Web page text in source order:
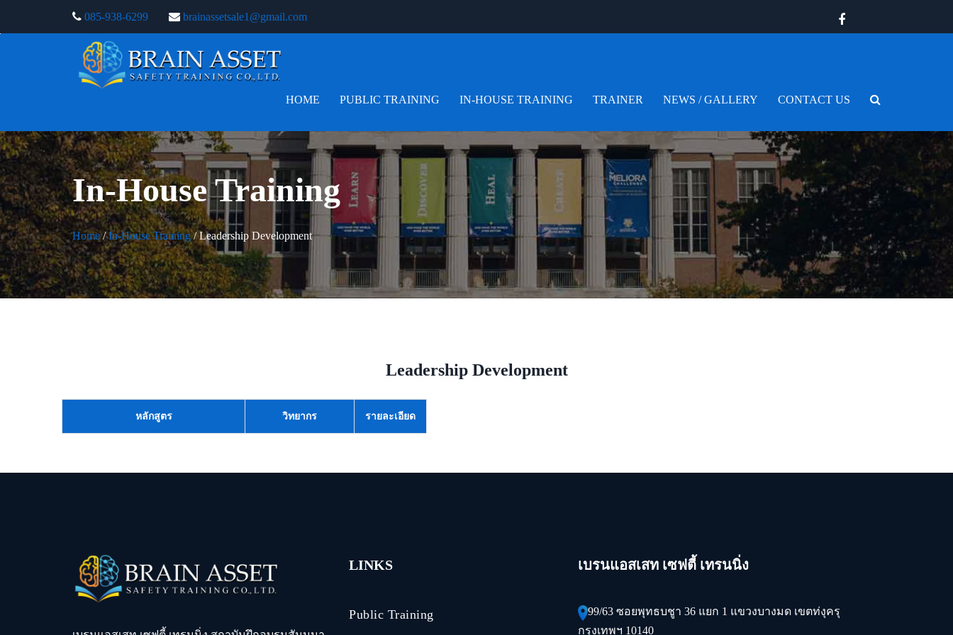
085-938-6299 brainassetsale1@gmail.com
HOME PUBLIC TRAINING IN-HOUSE TRAINING TRAINER NEWS / GALLERY CONTACT US
In-House Training
Home/In-House Training/ Leadership Development
Leadership Development
หลักสูตร วิทยากร รายละเอียด
LINKS
Public Training
เบรนแอสเสท เซฟตี้ เทรนนิ่ง
99/63 ซอยพุทธบชูา 36 แยก 1 แขวงบางมด เขตท่งุครุ
กรุงเทพฯ 10140